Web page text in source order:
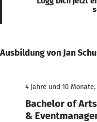
Ausbildung von Jan
4 Jahre und 10 Monate,
Bachelor of
&